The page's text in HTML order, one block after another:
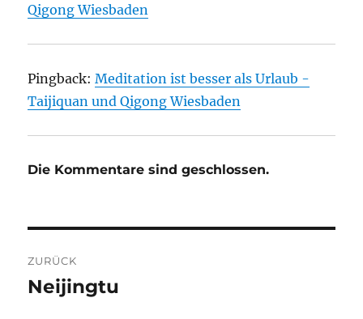
Qigong Wiesbaden
Pingback:Meditation ist besser als Urlaub -
Taijiquan und Qigong Wiesbaden
Die Kommentare sind geschlossen.
ZURÜCK
Vorheriger
Neijingtu